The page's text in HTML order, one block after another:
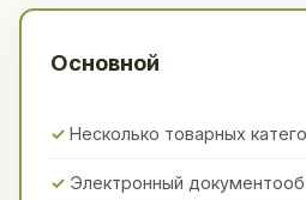
Основной
Несколько товарных
Электронный